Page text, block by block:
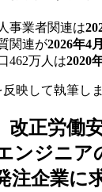
事業者関連は
関連が2026年4
462万人は2020
映して執筆しま
改正労働
ンジニア
企業に